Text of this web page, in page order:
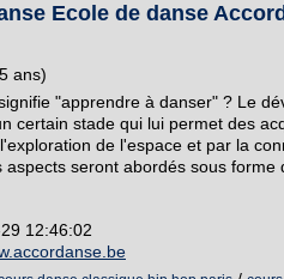
Ecole de danse
ans)
"apprendre à danser" ? Le
certain stade qui lui permet des
de l'espace et par la
aspects seront abordés sous forme
12:46:02